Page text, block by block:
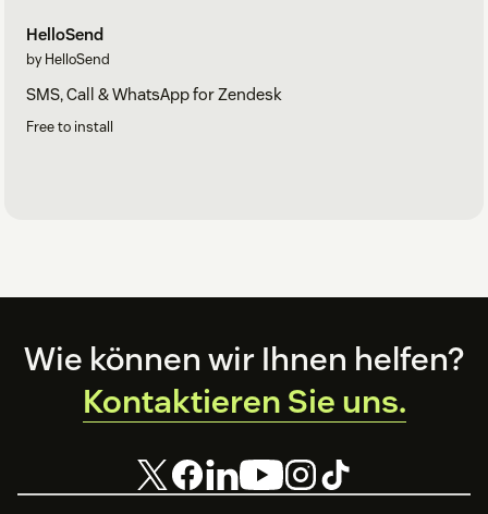
HelloSend
by HelloSend
SMS, Call & WhatsApp for Zendesk
Free to install
Footer
Wie können wir Ihnen helfen?
Kontaktieren Sie uns.